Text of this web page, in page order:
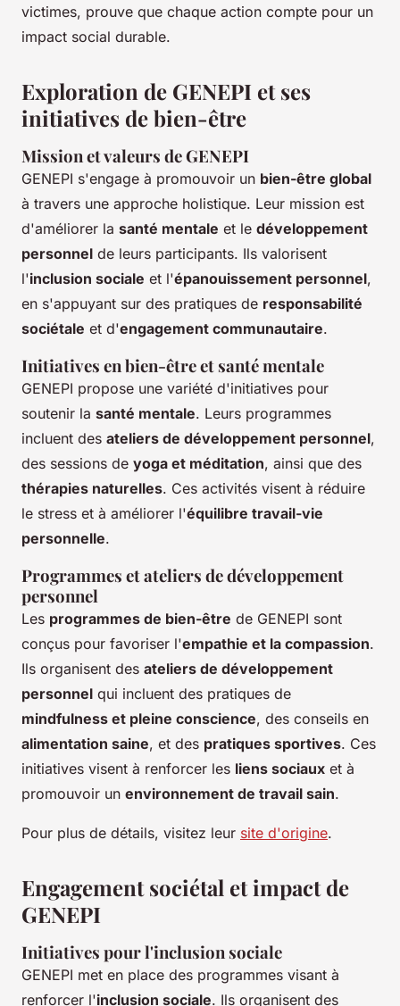
victimes, prouve que chaque action compte pour un
impact social durable.
Exploration de GENEPI et ses
initiatives de bien-être
Mission et valeurs de GENEPI
GENEPI s'engage à promouvoir un bien-être global
à travers une approche holistique. Leur mission est
d'améliorer la santé mentale et le développement
personnel de leurs participants. Ils valorisent
l'inclusion sociale et l'épanouissement personnel,
en s'appuyant sur des pratiques de responsabilité
sociétale et d'engagement communautaire.
Initiatives en bien-être et santé mentale
GENEPI propose une variété d'initiatives pour
soutenir la santé mentale. Leurs programmes
incluent des ateliers de développement personnel,
des sessions de yoga et méditation, ainsi que des
thérapies naturelles. Ces activités visent à réduire
le stress et à améliorer l'équilibre travail-vie
personnelle.
Programmes et ateliers de développement
personnel
Les programmes de bien-être de GENEPI sont
conçus pour favoriser l'empathie et la compassion.
Ils organisent des ateliers de développement
personnel qui incluent des pratiques de
mindfulness et pleine conscience, des conseils en
alimentation saine, et des pratiques sportives. Ces
initiatives visent à renforcer les liens sociaux et à
promouvoir un environnement de travail sain.
Pour plus de détails, visitez leur site d'origine.
Engagement sociétal et impact de
GENEPI
Initiatives pour l'inclusion sociale
GENEPI met en place des programmes visant à
renforcer l'inclusion sociale. Ils organisent des